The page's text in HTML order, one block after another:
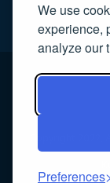
We use
experience,
analyze our
Preferences
Copyright 2022,